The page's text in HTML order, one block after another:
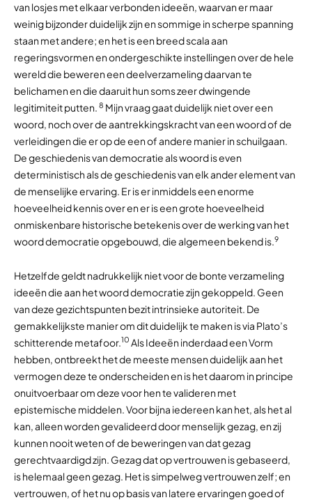
van losjes met elkaar verbonden ideeën, waarvan er maar
weinig bijzonder duidelijk zijn en sommige in scherpe spanning
staan met andere; en het is een breed scala aan
regeringsvormen en ondergeschikte instellingen over de hele
wereld die beweren een deelverzameling daarvan te
belichamen en die daaruit hun soms zeer dwingende
legitimiteit putten. 8 Mijn vraag gaat duidelijk niet over een
woord, noch over de aantrekkingskracht van een woord of de
verleidingen die er op de een of andere manier in schuilgaan.
De geschiedenis van democratie als woord is even
deterministisch als de geschiedenis van elk ander element van
de menselijke ervaring. Er is er inmiddels een enorme
hoeveelheid kennis over en er is een grote hoeveelheid
onmiskenbare historische betekenis over de werking van het
woord democratie opgebouwd, die algemeen bekend is.9
Hetzelfde geldt nadrukkelijk niet voor de bonte verzameling
ideeën die aan het woord democratie zijn gekoppeld. Geen
van deze gezichtspunten bezit intrinsieke autoriteit. De
gemakkelijkste manier om dit duidelijk te maken is via Plato’s
schitterende metafoor. 10 Als Ideeën inderdaad een Vorm
hebben, ontbreekt het de meeste mensen duidelijk aan het
vermogen deze te onderscheiden en is het daarom in principe
onuitvoerbaar om deze voor hen te valideren met
epistemische middelen. Voor bijna iedereen kan het, als het al
kan, alleen worden gevalideerd door menselijk gezag, en zij
kunnen nooit weten of de beweringen van dat gezag
gerechtvaardigd zijn. Gezag dat op vertrouwen is gebaseerd,
is helemaal geen gezag. Het is simpelweg vertrouwen zelf; en
vertrouwen, of het nu op basis van latere ervaringen goed of